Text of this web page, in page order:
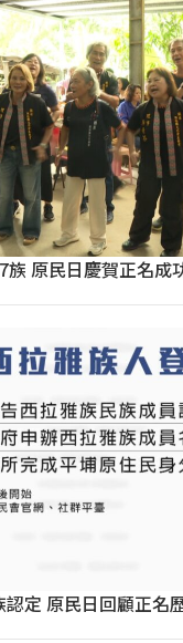
族 原民日慶賀正名成
定 原民日回顧正名